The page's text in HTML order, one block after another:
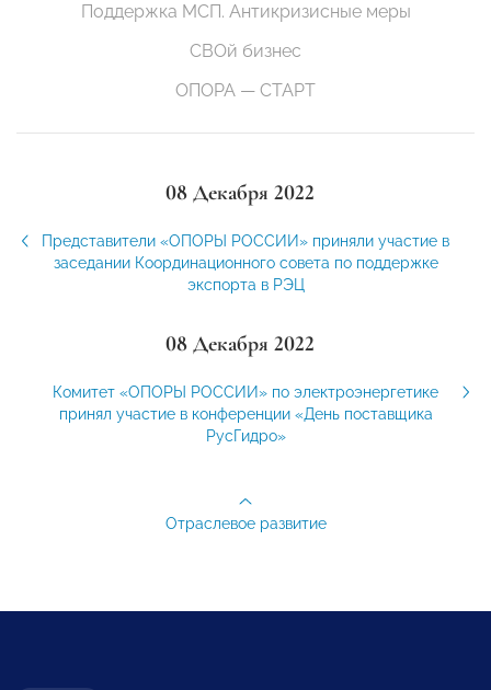
Поддержка МСП. Антикризисные меры
СВОй бизнес
ОПОРА — СТАРТ
08 Декабря 2022
Представители «ОПОРЫ РОССИИ» приняли участие в
заседании Координационного совета по поддержке
экспорта в РЭЦ
08 Декабря 2022
Комитет «ОПОРЫ РОССИИ» по электроэнергетике
принял участие в конференции «День поставщика
РусГидро»
Отраслевое развитие